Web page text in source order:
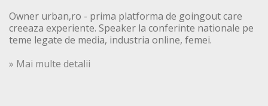
Owner urban,ro - prima platforma de goingout care
creeaza experiente. Speaker la conferinte nationale pe
teme legate de media, industria online, femei.
» Mai multe detalii